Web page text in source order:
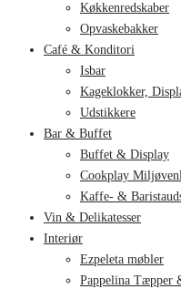
Køkkenredskaber
Opvaskebakker
Café & Konditori
Isbar
Kageklokker,
Udstikkere
Bar & Buffet
Buffet & Display
Cookplay
Kaffe- &
Vin & Delikatesser
Interiør
Ezpeleta møbler
Pappelina Tæpper